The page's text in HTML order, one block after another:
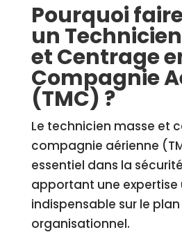
Pourquoi
un
et Centrage
Compagnie
(TMC) ?
Le technicien masse et
compagnie aérienne
essentiel dans la
apportant une expertise
indispensable sur le
organisationnel.